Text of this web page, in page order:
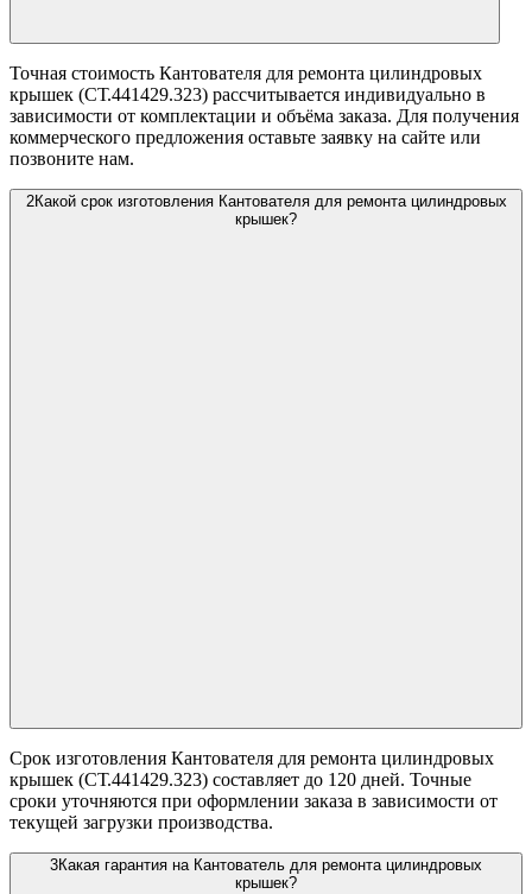
Точная стоимость Кантователя для ремонта цилиндровых
крышек (СТ.441429.323) рассчитывается индивидуально в
зависимости от комплектации и объёма заказа. Для получения
коммерческого предложения оставьте заявку на сайте или
позвоните нам.
2Какой срок изготовления Кантователя для ремонта цилиндровых
крышек?
Срок изготовления Кантователя для ремонта цилиндровых
крышек (СТ.441429.323) составляет до 120 дней. Точные
сроки уточняются при оформлении заказа в зависимости от
текущей загрузки производства.
3Какая гарантия на Кантователь для ремонта цилиндровых
крышек?